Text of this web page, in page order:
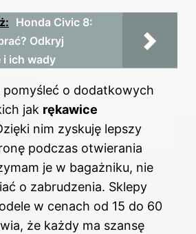
Honda Civic 8:
Odkryj
i ich wady
o dodatkowych
jak rękawice
nim zyskuję lepszy
podczas otwierania
je w bagażniku, nie
o zabrudzenia. Sklepy
w cenach od 15 do 60
że każdy ma szansę